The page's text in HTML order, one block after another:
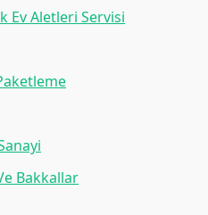
Ev Aletleri Servisi
Bakkallar